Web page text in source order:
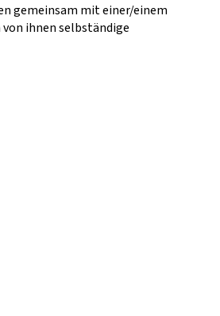
gemeinsam mit einer/einem
ihnen selbständige